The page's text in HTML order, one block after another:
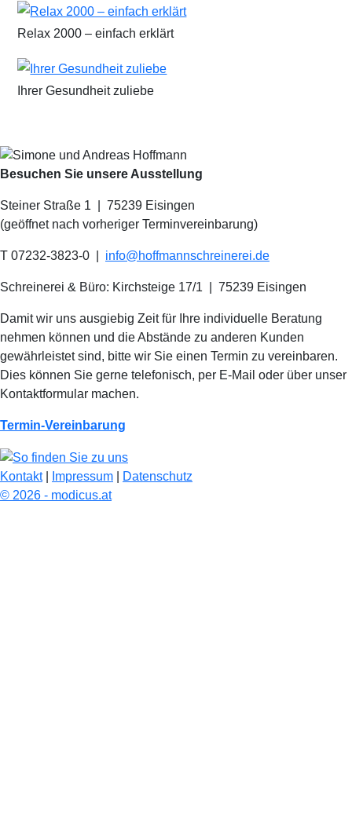
Relax 2000 – einfach erklärt
Ihrer Gesundheit zuliebe
Besuchen Sie unsere Ausstellung
Steiner Straße 1 | 75239 Eisingen
(geöffnet nach vorheriger Terminvereinbarung)
T 07232-3823-0 info@hoffmannschreinerei.de
Schreinerei & Büro: Kirchsteige 17/1 75239 Eisingen
Damit wir uns ausgiebig Zeit für Ihre individuelle Beratung
nehmen können und die Abstände zu anderen Kunden
gewährleistet sind, bitte wir Sie einen Termin zu vereinbaren.
Dies können Sie gerne telefonisch, per E-Mail oder über unser
Kontaktformular machen.
Termin-Vereinbarung
Kontakt| Impressum
Datenschutz
© 2026 - modicus.at